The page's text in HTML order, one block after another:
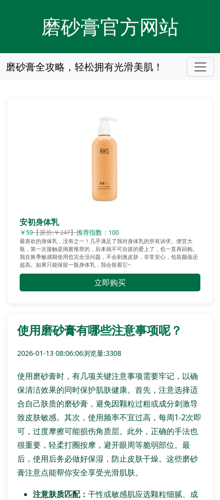
磨砂膏官方网站
磨砂膏全攻略，轻松拥有光滑美肌！
安初身体乳
￥59【原价:￥247】推荐指数：100
最喜欢的身体乳，没有之一！几乎满足了我对身体乳的所有诉求。便宜大
瓶，第一次接触是闺蜜推荐的，后来就不可自拔的爱上了，也一直再回购。
我在换季敏感期使用也完全没问题，不会刺激皮肤，非常安心，包装颜值还
超高。如果只能保留一瓶身体乳，我会留着它~
立即购买
使用磨砂膏有哪些注意事项呢？
2026-01-13 08:06:06浏览量:3308
使用磨砂膏时，有几项关键注意事项需要牢记，以确
保清洁效果的同时保护肌肤健康。首先，注意选择适
合自己肤质的磨砂膏，避免因颗粒过粗或成分刺激导
致皮肤敏感。其次，使用频率不宜过高，每周1-2次即
可，过度摩擦可能损伤角质层。此外，正确的手法也
很重要，轻柔打圈按摩，避开眼周等脆弱部位。最
后，使用后务必做好保湿，防止皮肤干燥。这些磨砂
膏注意点能帮你安全享受光滑肌肤。
注意肤质匹配： 干性或敏感肌应选颗粒细腻、成